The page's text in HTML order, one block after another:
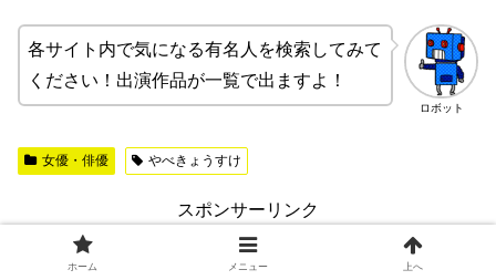
ロボット
各サイト内で気になる有名人を検索してみて
ください！出演作品が一覧で出ますよ！
女優・俳優 やべきょうすけ
スポンサーリンク
ホーム メニュー 上へ